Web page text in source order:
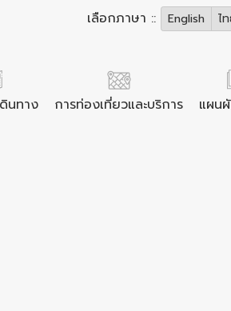
เลือกภาษา :: English ไ
นทาง การท่องเที่ยวและบริการ แผน